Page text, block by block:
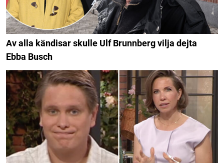
Av alla kändisar skulle Ulf Brunnberg vilja dejta
Ebba Busch